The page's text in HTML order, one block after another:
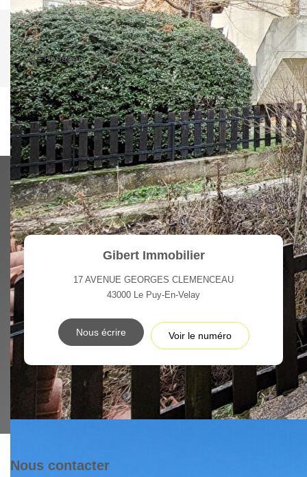
Imprimer
Partager Calculer mon budget
Ce bien est soumis à un diagnostic ERP (État
des Risques et Pollutions). Pour en savoir plus,
rendez-vous surhttps://www.georisques.gouv.fr/
Gibert Immobilier
17 AVENUE GEORGES CLEMENCEAU
43000 Le Puy-En-Velay
Nous écrire Voir le numéro
Nous contacter